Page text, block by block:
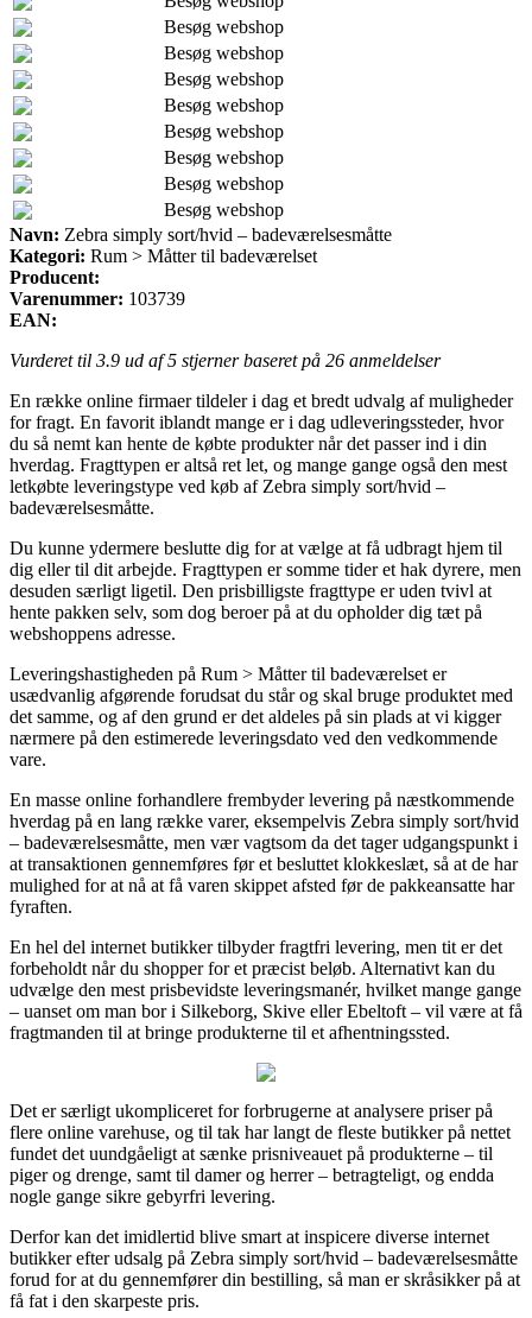
Besøg webshop
Besøg webshop
Besøg webshop
Besøg webshop
Besøg webshop
Besøg webshop
Besøg webshop
Besøg webshop
Navn: Zebra simply sort/hvid – badeværelsesmåtte
Kategori: Rum > Måtter til badeværelset
Producent:
Varenummer: 103739
EAN:
Vurderet til 3.9 ud af 5 stjerner baseret på 26 anmeldelser
En række online firmaer tildeler i dag et bredt udvalg af muligheder
for fragt. En favorit iblandt mange er i dag udleveringssteder, hvor
du så nemt kan hente de købte produkter når det passer ind i din
hverdag. Fragttypen er altså ret let, og mange gange også den mest
letkøbte leveringstype ved køb af Zebra simply sort/hvid –
badeværelsesmåtte.
Du kunne ydermere beslutte dig for at vælge at få udbragt hjem til
dig eller til dit arbejde. Fragttypen er somme tider et hak dyrere, men
desuden særligt ligetil. Den prisbilligste fragttype er uden tvivl at
hente pakken selv, som dog beroer på at du opholder dig tæt på
webshoppens adresse.
Leveringshastigheden på Rum > Måtter til badeværelset er
usædvanlig afgørende forudsat du står og skal bruge produktet med
det samme, og af den grund er det aldeles på sin plads at vi kigger
nærmere på den estimerede leveringsdato ved den vedkommende
vare.
En masse online forhandlere frembyder levering på næstkommende
hverdag på en lang række varer, eksempelvis Zebra simply sort/hvid
– badeværelsesmåtte, men vær vagtsom da det tager udgangspunkt i
at transaktionen gennemføres før et besluttet klokkeslæt, så at de har
mulighed for at nå at få varen skippet afsted før de pakkeansatte har
fyraften.
En hel del internet butikker tilbyder fragtfri levering, men tit er det
forbeholdt når du shopper for et præcist beløb. Alternativt kan du
udvælge den mest prisbevidste leveringsmanér, hvilket mange gange
– uanset om man bor i Silkeborg, Skive eller Ebeltoft – vil være at få
fragtmanden til at bringe produkterne til et afhentningssted.
Det er særligt ukompliceret for forbrugerne at analysere priser på
flere online varehuse, og til tak har langt de fleste butikker på nettet
fundet det uundgåeligt at sænke prisniveauet på produkterne – til
piger og drenge, samt til damer og herrer – betragteligt, og endda
nogle gange sikre gebyrfri levering.
Derfor kan det imidlertid blive smart at inspicere diverse internet
butikker efter udsalg på Zebra simply sort/hvid – badeværelsesmåtte
forud for at du gennemfører din bestilling, så man er skråsikker på at
få fat i den skarpeste pris.